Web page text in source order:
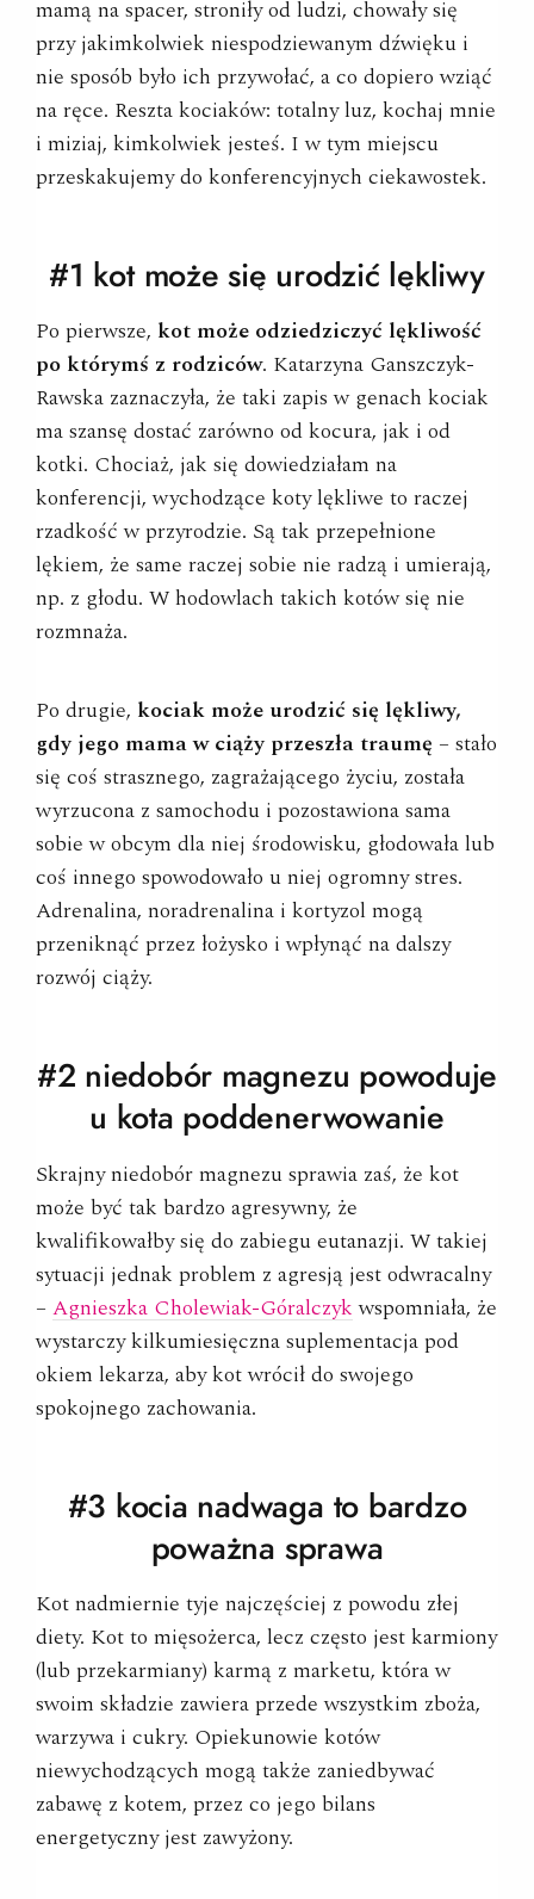
mamą na spacer, stroniły od ludzi, chowały się
przy jakimkolwiek niespodziewanym dźwięku i
nie sposób było ich przywołać, a co dopiero wziąć
na ręce. Reszta kociaków: totalny luz, kochaj mnie
i miziaj, kimkolwiek jesteś. I w tym miejscu
przeskakujemy do konferencyjnych ciekawostek.
#1 kot może się urodzić lękliwy
Po pierwsze, kot może odziedziczyć lękliwość
po którymś z rodziców. Katarzyna Ganszczyk-
Rawska zaznaczyła, że taki zapis w genach kociak
ma szansę dostać zarówno od kocura, jak i od
kotki. Chociaż, jak się dowiedziałam na
konferencji, wychodzące koty lękliwe to raczej
rzadkość w przyrodzie. Są tak przepełnione
lękiem, że same raczej sobie nie radzą i umierają,
np. z głodu. W hodowlach takich kotów się nie
rozmnaża.
Po drugie, kociak może urodzić się lękliwy,
gdy jego mama w ciąży przeszła traumę – stało
się coś strasznego, zagrażającego życiu, została
wyrzucona z samochodu i pozostawiona sama
sobie w obcym dla niej środowisku, głodowała lub
coś innego spowodowało u niej ogromny stres.
Adrenalina, noradrenalina i kortyzol mogą
przeniknąć przez łożysko i wpłynąć na dalszy
rozwój ciąży.
#2 niedobór magnezu powoduje
u kota poddenerwowanie
Skrajny niedobór magnezu sprawia zaś, że kot
może być tak bardzo agresywny, że
kwalifikowałby się do zabiegu eutanazji. W takiej
sytuacji jednak problem z agresją jest odwracalny
– Agnieszka Cholewiak-Góralczykwspomniała, że
wystarczy kilkumiesięczna suplementacja pod
okiem lekarza, aby kot wrócił do swojego
spokojnego zachowania.
#3 kocia nadwaga to bardzo
poważna sprawa
Kot nadmiernie tyje najczęściej z powodu złej
diety. Kot to mięsożerca, lecz często jest karmiony
(lub przekarmiany) karmą z marketu, która w
swoim składzie zawiera przede wszystkim zboża,
warzywa i cukry. Opiekunowie kotów
niewychodzących mogą także zaniedbywać
zabawę z kotem, przez co jego bilans
energetyczny jest zawyżony.